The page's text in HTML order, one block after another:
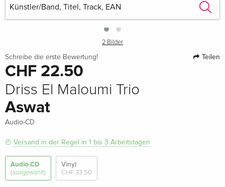
2 Bilder
Schreibe die erste Bewertung! Teilen
CHF 22.50
Driss El Maloumi Trio
Aswat
Audio-CD
Versand in der Regel in 1 bis 3 Arbeitstagen
Audio-CD
(ausgewählt)
Vinyl
CHF 33.50